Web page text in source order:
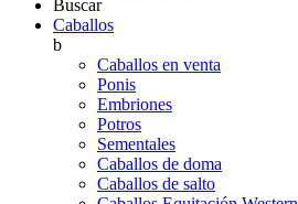
Buscar
Caballos
b
Caballos en venta
Ponis
Embriones
Potros
Sementales
Caballos de doma
Caballos de salto